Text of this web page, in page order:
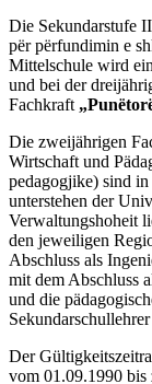
Die Sekundarstufe
për përfundimin e
Mittelschule wird
und bei der
Fachkraft
Die zweijährigen
Wirtschaft und
pedagogjike) sind in
unterstehen der
Verwaltungshoheit
den jeweiligen
Abschluss als
mit dem Abschluss
und die
Sekundarschullehrer
Der
vom 01.09.1990 bis